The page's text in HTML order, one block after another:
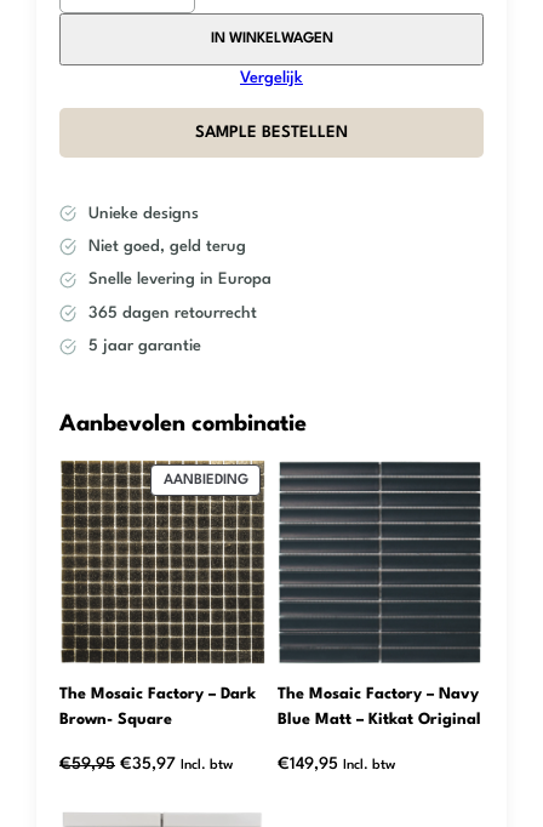
Factory
Dark
Matt
–
95×95
IN WINKELWAGEN
Vergelijk
SAMPLE BESTELLEN
Unieke designs
Niet goed, geld terug
Snelle levering in Europa
365 dagen retourrecht
5 jaar garantie
Aanbevolen combinatie
AANBIEDINGPRODUCT
IN
DE
UITVERKOOP
The Mosaic Factory – Dark
Brown- Square
€59,95 Oorspronkelijke
was:
€35,97Huidige
is:
Incl. btw
The Mosaic Factory – Navy
Blue Matt – Kitkat Original
€149,95 Incl. btw